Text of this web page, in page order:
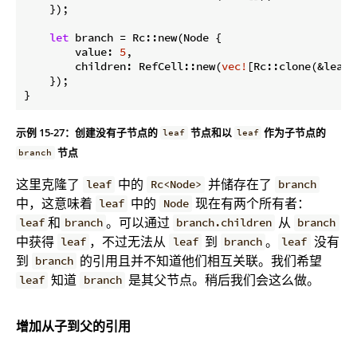
    });
let branch = Rc::new(Node {
        value:
5,
        children: RefCell::new(
vec!
    });
}
示例 15-27：创建没有子节点的 leaf 节点和以 leaf 作为子节点的
branch 节点
这里克隆了 leaf 中的 Rc<Node> 并储存在了 branch
中，这意味着 leaf 中的 Node 现在有两个所有者：
leaf 和 branch 。可以通过 branch.children 从 branch
中获得 leaf ，不过无法从 leaf 到 branch 。 leaf 没有
到 branch 的引用且并不知道他们相互关联。我们希望
leaf 知道 branch 是其父节点。稍后我们会这么做。
增加从子到父的引用